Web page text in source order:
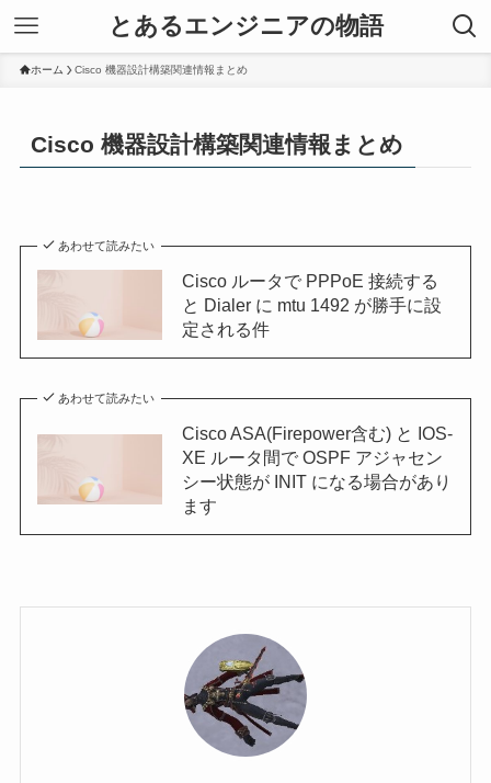
とあるエンジニアの物語
ホーム Cisco 機器設計構築関連情報まとめ
Cisco 機器設計構築関連情報まとめ
あわせて読みたい
Cisco ルータで PPPoE 接続する
と Dialer に mtu 1492 が勝手に設
定される件
あわせて読みたい
Cisco ASA(Firepower含む) と IOS-
XE ルータ間で OSPF アジャセン
シー状態が INIT になる場合があり
ます